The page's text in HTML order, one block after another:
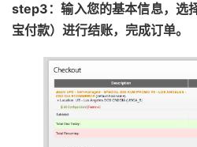
step3：输入您的基本信息，选
宝付款）进行结账，完成订单。